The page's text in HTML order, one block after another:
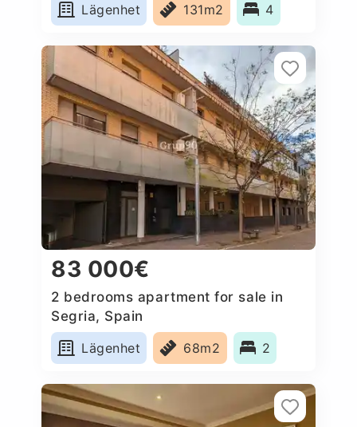
Lägenhet
131m2 4
83 000€
2 bedrooms apartment for sale in
Segria, Spain
Lägenhet
68m2 2